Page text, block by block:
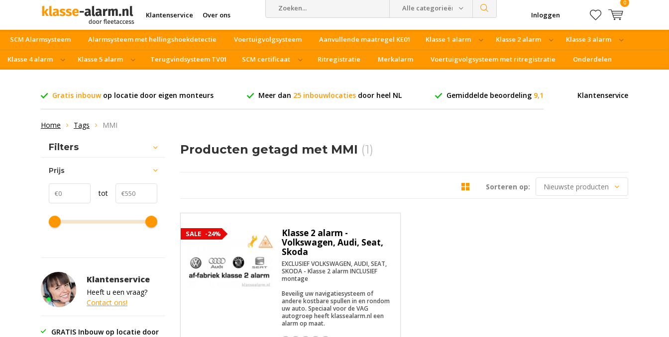
Klantenservice Over ons
Alle categorieën
Inloggen
0
SCM Alarmsysteem Alarmsysteem met hellingshoekdetectie Voertuigvolgsysteem Aanvullende maatregel KE01 Klasse 1 alarm Klasse 2 alarm Klasse 3 alarm
Klasse 4 alarm Klasse 5 alarm Terugvindsysteem TV01 SCM certificaat Ritregistratie Merkalarm Voertuigvolgsysteem met ritregistratie Onderdelen
Gratis inbouwop locatie door eigen monteurs Meer dan 25 inbouwlocaties door heel NL Gemiddelde beoordeling 9,1 Klantenservice
Home Tags MMI
Producten getagd met MMI (1)
Sorteren op:
Klasse 2 alarm -
Volkswagen, Audi, Seat,
Skoda
EXCLUSIEF VOLKSWAGEN, AUDI, SEAT,
SKODA - Klasse 2 alarm INCLUSIEF
montage
Beveilig uw navigatiesysteem of
andere kostbare spullen in en rondom
uw auto. Speciaal voor de VAG
autogroep heeft klassealarm.nl een
alarm op maat.
-24%
SALE
Filters
Prijs
tot
Klantenservice
Heeft u een vraag?
Contact ons!
GRATIS Inbouw op locatie door